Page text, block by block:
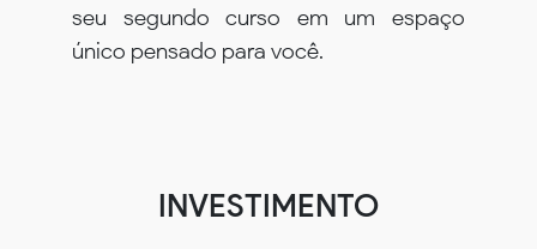
seu segundo curso em um espaço
único pensado para você.
INVESTIMENTO